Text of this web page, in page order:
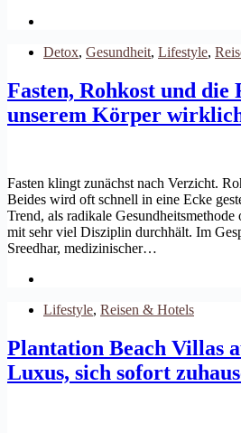
Detox, Gesundheit, Lifestyle,
Fasten, Rohkost und die
unserem Körper
Fasten klingt zunächst nach Verzicht.
Beides wird oft schnell in eine Ecke
Trend, als radikale Gesundheitsmethode
mit sehr viel Disziplin durchhält. Im
Sreedhar, medizinischer…
Lifestyle, Reisen & Hotels
Plantation Beach Villas
Luxus, sich sofort